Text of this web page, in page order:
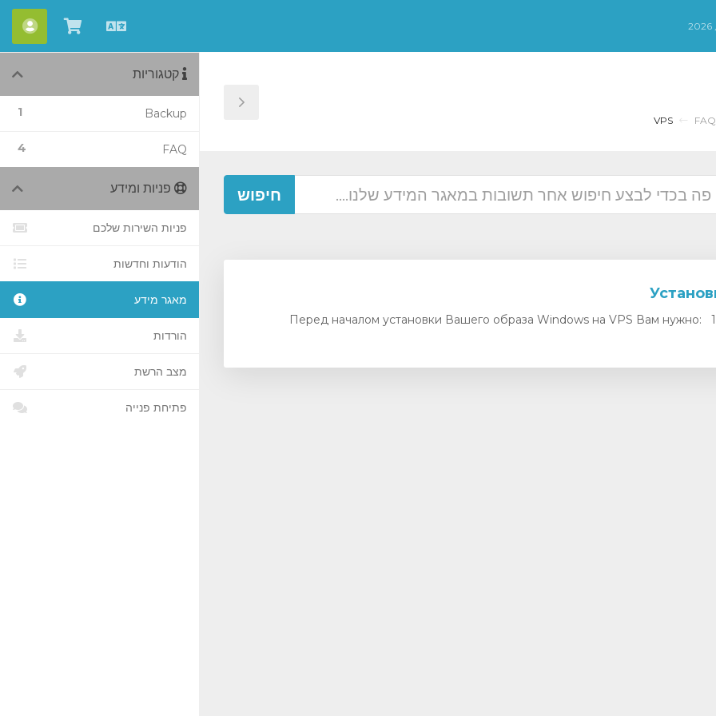
עבריתצפייה
בעגלת
FAQ
Toggle
Sidebar
Перед началом установки Вашего образа Windows на VPS Вам нужно:
קטגוריות
1 Backup
4 FAQ
פניות ומידע
פניות השירות שלכם
הודעות וחדשות
מאגר מידע
הורדות
מצב הרשת
פתיחת פנייה